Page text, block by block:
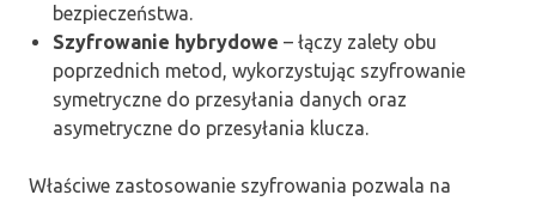
bezpieczeństwa.
Szyfrowanie hybrydowe – łączy zalety obu
poprzednich metod, wykorzystując szyfrowanie
symetryczne do przesyłania danych oraz
asymetryczne do przesyłania klucza.
Właściwe zastosowanie szyfrowania pozwala na